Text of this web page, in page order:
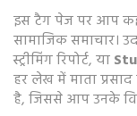
इस टैग पेज पर आप
सामाजिक समाचार।
स्ट्रीमिंग रिपोर्ट, या
हर लेख में माता
है, जिससे आप उनके